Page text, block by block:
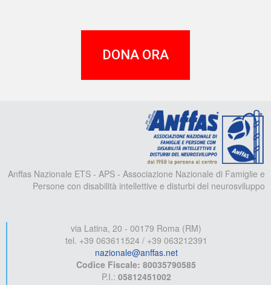
DONA ORA
Anffas Nazionale ETS - APS - Associazione Nazionale di Famiglie e
Persone con disabilità intellettive e disturbi del neurosviluppo
via Latina, 20 - 00179 Roma (RM)
tel. +39 063611524 / +39 063212391
nazionale@anffas.net
Codice Fiscale: 80035790585
P.I.: 05812451002